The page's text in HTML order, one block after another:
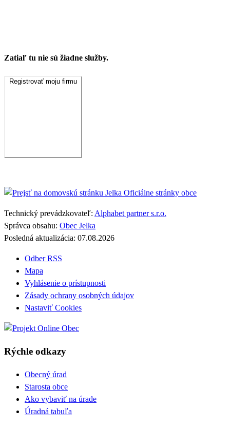
Zatiaľ tu nie sú žiadne služby.
Registrovať moju firmu
Jelka Oficiálne stránky obce
Technický prevádzkovateľ: Alphabet partner s.r.o.
Správca obsahu: Obec Jelka
Posledná aktualizácia: 07.08.2026
Odber RSS
Mapa
Vyhlásenie o prístupnosti
Zásady ochrany osobných údajov
Nastaviť Cookies
Rýchle odkazy
Obecný úrad
Starosta obce
Ako vybaviť na úrade
Úradná tabuľa